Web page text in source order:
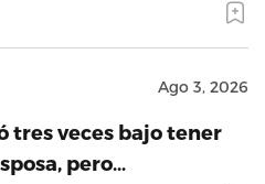
Ago 3, 2026
tres veces bajo tener
pero…